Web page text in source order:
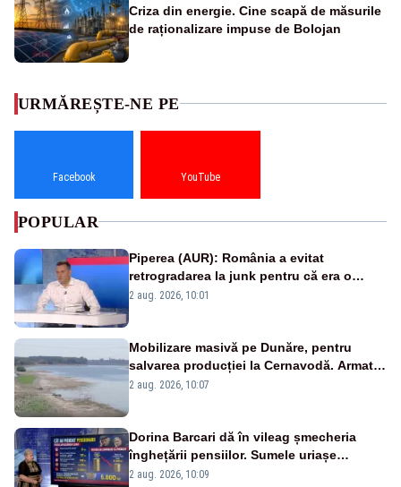
Criza din energie. Cine scapă de măsurile
de raționalizare impuse de Bolojan
URMĂREȘTE-NE PE
Facebook YouTube
POPULAR
Piperea (AUR): România a evitat
retrogradarea la junk pentru că era o
catastrofă pentru bănci și fondurile de
2 aug. 2026, 10:01
Mobilizare masivă pe Dunăre, pentru
salvarea producției la Cernavodă. Armata
va detona o stâncă și va devia apa
2 aug. 2026, 10:07
Dorina Barcari dă în vileag șmecheria
înghețării pensiilor. Sumele uriașe
pierdute de fiecare român
2 aug. 2026, 10:09